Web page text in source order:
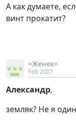
А как думаете,
винт прокатит?
=Женек=
Feb 2007
Александр,
земляк? Не я